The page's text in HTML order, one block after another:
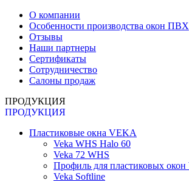
О компании
Особенности производства окон ПВХ
Отзывы
Наши партнеры
Сертификаты
Сотрудничество
Салоны продаж
ПРОДУКЦИЯ
ПРОДУКЦИЯ
Пластиковые окна VEKA
Veka WHS Halo 60
Veka 72 WHS
Профиль для пластиковых
Veka Softline